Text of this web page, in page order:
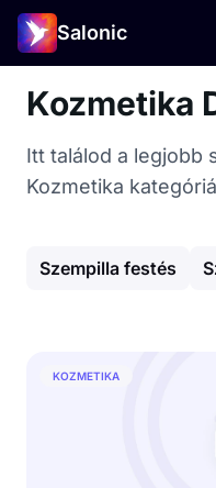
Salonic
Kozmetika
Itt találod a legjobb
Kozmetika
Szempilla festés
KOZMETIKA